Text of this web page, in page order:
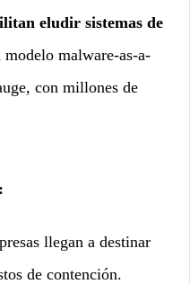
eludir sistemas de
modelo malware-as-a-
con millones de
llegan a destinar
de contención.